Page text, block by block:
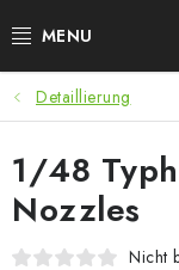
Inhalt
BLOG
SUMMER DAYS
WARHAMMER
Detaillierung
1/48
Nozzles
Nicht